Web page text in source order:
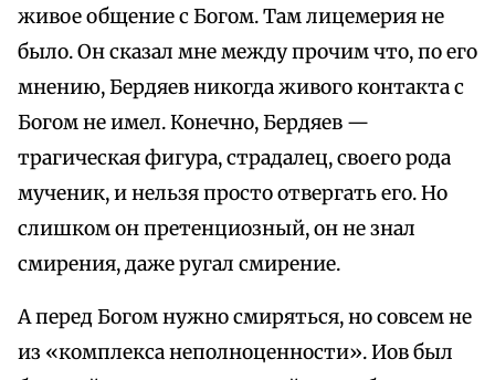
живое общение с Богом. Там лицемерия не
было. Он сказал мне между прочим что, по его
мнению, Бердяев никогда живого контакта с
Богом не имел. Конечно, Бердяев —
трагическая фигура, страдалец, своего рода
мученик, и нельзя просто отвергать его. Но
слишком он претенциозный, он не знал
смирения, даже ругал смирение.
А перед Богом нужно смиряться, но совсем не
из «комплекса неполноценности». Иов был